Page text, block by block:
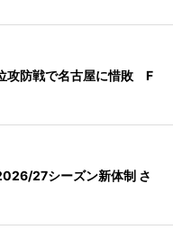
攻防戦で名古屋に惜敗 F
27シーズン新体制 さ